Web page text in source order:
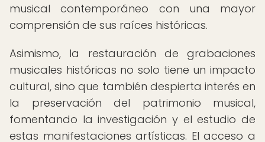
musical contemporáneo con una mayor
comprensión de sus raíces históricas.
Asimismo, la restauración de grabaciones
musicales históricas no solo tiene un impacto
cultural, sino que también despierta interés en
la preservación del patrimonio musical,
fomentando la investigación y el estudio de
estas manifestaciones artísticas. El acceso a